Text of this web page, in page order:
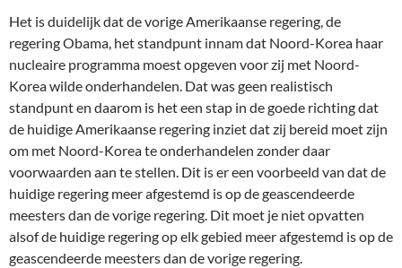
Het is duidelijk dat de vorige Amerikaanse regering, de
regering Obama, het standpunt innam dat Noord-Korea haar
nucleaire programma moest opgeven voor zij met Noord-
Korea wilde onderhandelen. Dat was geen realistisch
standpunt en daarom is het een stap in de goede richting dat
de huidige Amerikaanse regering inziet dat zij bereid moet zijn
om met Noord-Korea te onderhandelen zonder daar
voorwaarden aan te stellen. Dit is er een voorbeeld van dat de
huidige regering meer afgestemd is op de geascendeerde
meesters dan de vorige regering. Dit moet je niet opvatten
alsof de huidige regering op elk gebied meer afgestemd is op de
geascendeerde meesters dan de vorige regering.